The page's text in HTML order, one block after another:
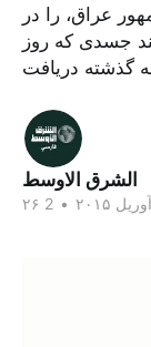
عراق، را در
کند جسدی که روز
الشرق الاوسط
۲۶ آوریل ۲۰۱۵ •